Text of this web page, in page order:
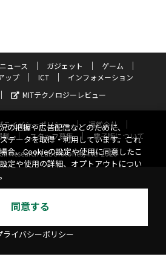
ニュース ガジェット
ゲーム
ップ ICT
インフォメーション
MITテクノロジーレビュー
ライバシーポリシー
運営会社
載 スタッフ募集
電子版について
Research Laboratories, Inc. 2026
の把握や広告配信などのために、
データを取得・利用しています。これ
合、Cookieの設定や使用に同意したこ
定や使用の詳細、オプトアウトについ
同意する
ライバシーポリシー